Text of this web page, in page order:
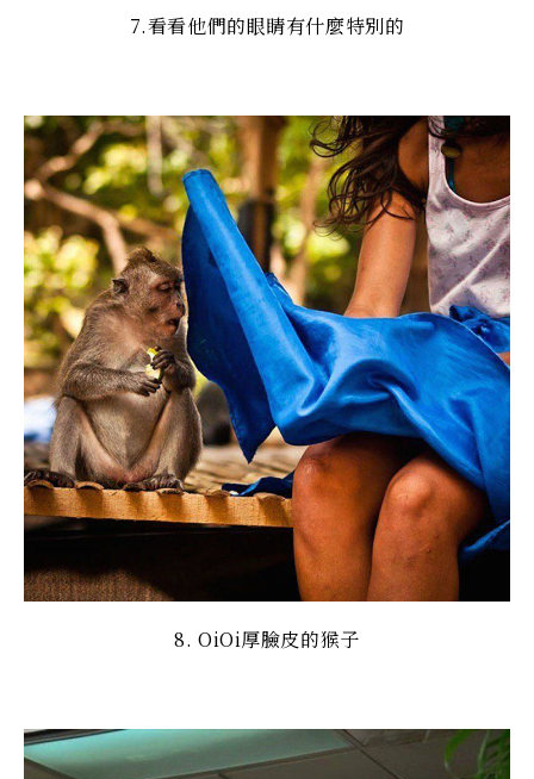
7.看看他們的眼睛有什麼特別的
8. OiOi厚臉皮的猴子